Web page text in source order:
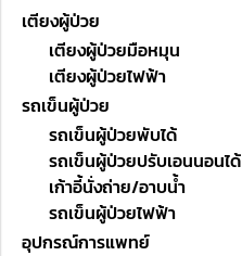
เตียงผู้ป่วย
เตียงผู้ป่วยมือหมุน
เตียงผู้ป่วยไฟฟ้า
รถเข็นผู้ป่วย
รถเข็นผู้ป่วยพับได้
รถเข็นผู้ป่วยปรับเอนนอนได้
เก้าอี้นั่งถ่าย/อาบน้ำ
รถเข็นผู้ป่วยไฟฟ้า
อุปกรณ์การแพทย์